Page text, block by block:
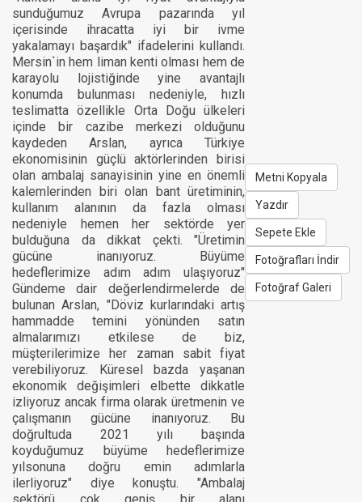
sunduğumuz Avrupa pazarında yıl
içerisinde ihracatta iyi bir ivme
yakalamayı başardık" ifadelerini kullandı.
Mersin`in hem liman kenti olması hem de
karayolu lojistiğinde yine avantajlı
konumda bulunması nedeniyle, hızlı
teslimatta özellikle Orta Doğu ülkeleri
içinde bir cazibe merkezi olduğunu
kaydeden Arslan, ayrıca Türkiye
ekonomisinin güçlü aktörlerinden birisi
olan ambalaj sanayisinin yine en önemli
kalemlerinden biri olan bant üretiminin,
kullanım alanının da fazla olması
nedeniyle hemen her sektörde yer
bulduğuna da dikkat çekti. "Üretimin
gücüne inanıyoruz. Büyüme
hedeflerimize adım adım ulaşıyoruz"
Gündeme dair değerlendirmelerde de
bulunan Arslan, "Döviz kurlarındaki artış
hammadde temini yönünden satın
almalarımızı etkilese de biz,
müşterilerimize her zaman sabit fiyat
verebiliyoruz. Küresel bazda yaşanan
ekonomik değişimleri elbette dikkatle
izliyoruz ancak firma olarak üretmenin ve
çalışmanın gücüne inanıyoruz. Bu
doğrultuda 2021 yılı başında
koyduğumuz büyüme hedeflerimize
yılsonuna doğru emin adımlarla
ilerliyoruz" diye konuştu. "Ambalaj
Metni Kopyala
Yazdır
Sepete Ekle
Fotoğrafları İndir
Fotoğraf Galeri